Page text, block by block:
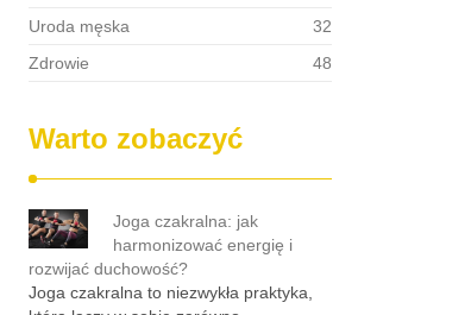
Uroda męska
32
Zdrowie
48
Warto zobaczyć
Joga czakralna: jak
harmonizować energię i
rozwijać duchowość?
Joga czakralna to niezwykła praktyka,